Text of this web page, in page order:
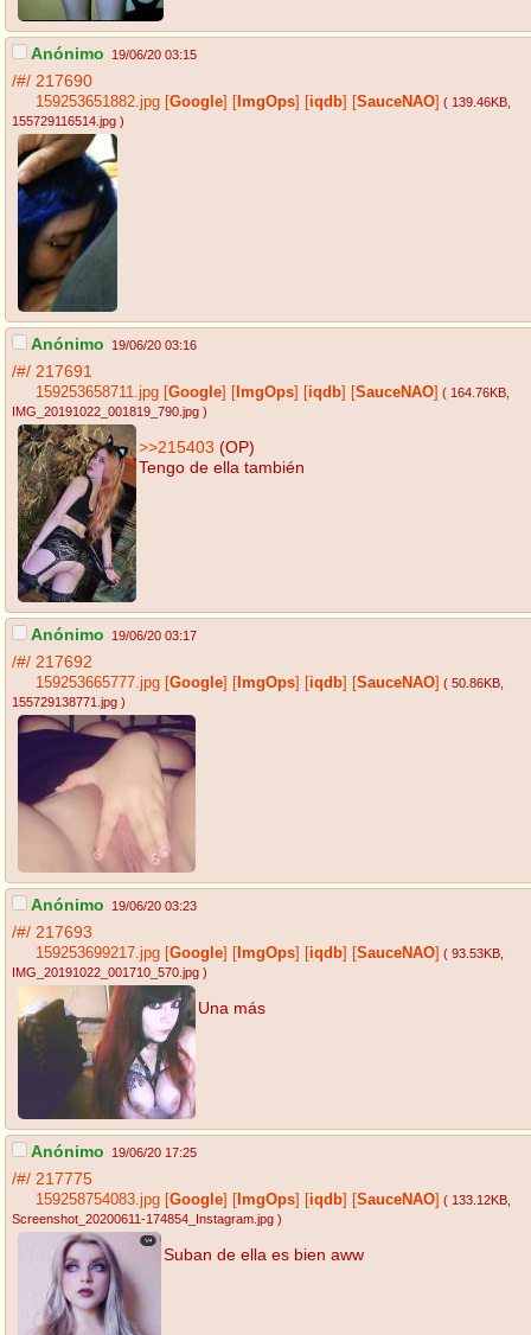
Anónimo 19/06/20 03:15
/#/ 217690
159253651882.jpg [Google] [ ImgOps] [iqdb] [SauceNAO] ( 139.46KB
155729116514.jpg )
Anónimo 19/06/20 03:16
/#/ 217691
159253658711.jpg [Google] [ ImgOps] [iqdb] [SauceNAO] ( 164.76KB
IMG_20191022_001819_790.jpg )
>>215403 (OP)
Tengo de ella también
Anónimo 19/06/20 03:17
/#/ 217692
159253665777.jpg [Google] [ ImgOps] [iqdb] [SauceNAO] ( 50.86KB
155729138771.jpg )
Anónimo 19/06/20 03:23
/#/ 217693
159253699217.jpg [Google] [ ImgOps] [iqdb] [SauceNAO] ( 93.53KB
IMG_20191022_001710_570.jpg )
Una más
Anónimo 19/06/20 17:25
/#/ 217775
159258754083.jpg [Google] [ ImgOps] [iqdb] [SauceNAO] ( 133.12KB
Screenshot_20200611-174854_Instagram.jpg )
Suban de ella es bien aww